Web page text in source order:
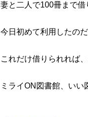
妻と二人で100冊まで借
今日初めて利用したの
これだけ借りられれば
ミライON図書館、いい